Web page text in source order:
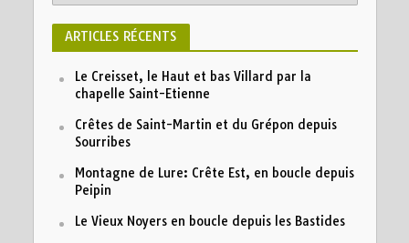
ARTICLES RÉCENTS
Le Creisset, le Haut et bas Villard par la
chapelle Saint-Etienne
Crêtes de Saint-Martin et du Grépon depuis
Sourribes
Montagne de Lure: Crête Est, en boucle depuis
Peipin
Le Vieux Noyers en boucle depuis les Bastides